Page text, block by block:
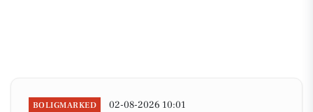
BOLIGMARKED 02-08-2026 10:01